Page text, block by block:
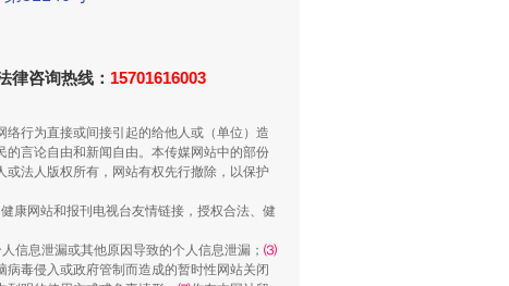
“谁都不怕”的他落马了
律咨询热线： 15701616003
行为直接或间接引起的给他人或（单位）造
言论自由和新闻自由。本传媒网站中的部份
法人版权所有，网站有权先行撤除，以保护
康网站和报刊电视台友情链接，授权合法、健
信息泄漏或其他原因导致的个人信息泄漏； ⑶
病毒侵入或政府管制而造成的暂时性网站关闭